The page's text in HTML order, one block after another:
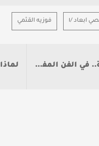
ابعاد /١ فوزيه القثمي
المفاهيمي المعاصر؟